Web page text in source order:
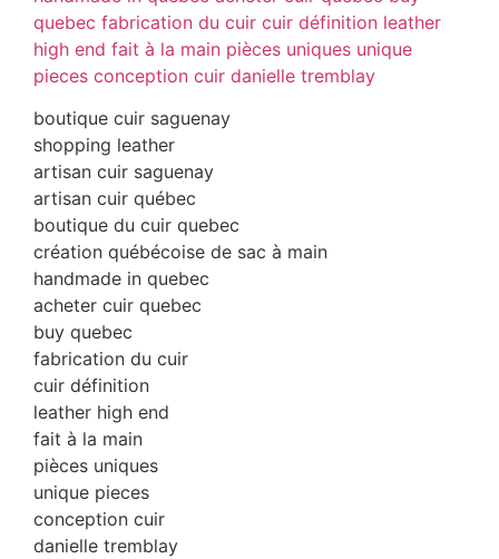
boutique cuir saguenay
shopping leather
artisan cuir saguenay
artisan cuir québec
boutique du cuir quebec
création québécoise de sac à main
handmade in quebec
acheter cuir quebec
buy quebec
fabrication du cuir
cuir définition
leather high end
fait à la main
pièces uniques
unique pieces
conception cuir
danielle tremblay